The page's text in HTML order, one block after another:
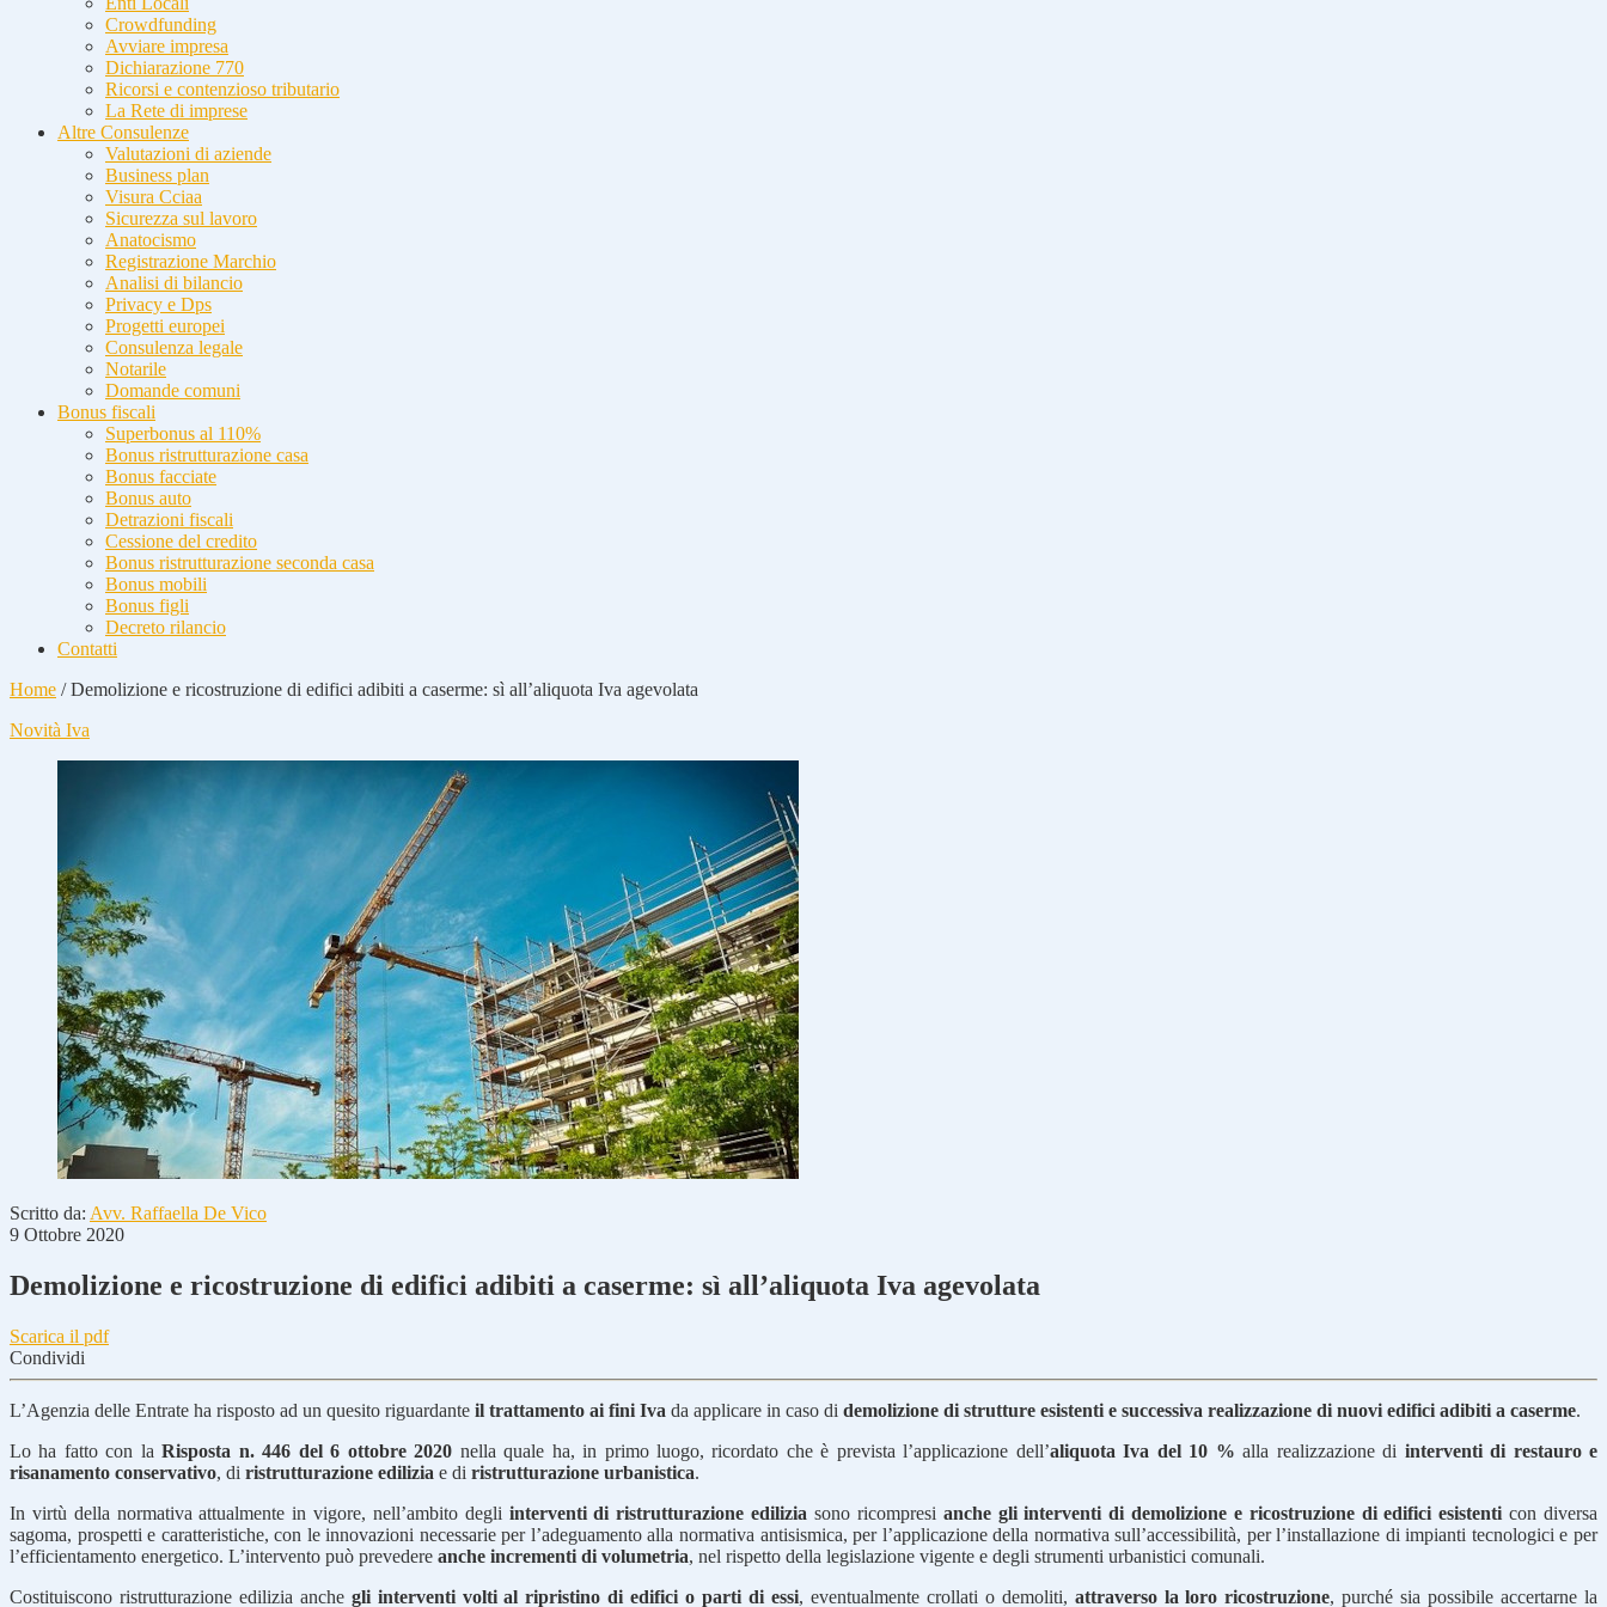
Crowdfunding
Avviare impresa
Dichiarazione 770
Ricorsi e contenzioso tributario
La Rete di imprese
Altre Consulenze
Valutazioni di aziende
Business plan
Visura Cciaa
Sicurezza sul lavoro
Anatocismo
Registrazione Marchio
Analisi di bilancio
Privacy e Dps
Progetti europei
Consulenza legale
Notarile
Domande comuni
Bonus fiscali
Superbonus al 110%
Bonus ristrutturazione casa
Bonus facciate
Bonus auto
Detrazioni fiscali
Cessione del credito
Bonus ristrutturazione seconda casa
Bonus mobili
Bonus figli
Decreto rilancio
Contatti
Home /Demolizione e ricostruzione di edifici adibiti a caserme: sì all’aliquota Iva agevolata
Novità Iva
Scritto da: Avv. Raffaella De Vico
9 Ottobre 2020
Demolizione e ricostruzione di edifici adibiti a caserme: sì all’aliquota Iva agevolata
Scarica il pdf
Condividi
L’Agenzia delle Entrate ha risposto ad un quesito riguardante il trattamento ai fini Iva da applicare in caso di demolizione di strutture esistenti e successiva realizzazione di nuovi edifici adibiti a caserme.
Lo ha fatto con laRisposta n. 446 del 6 ottobre 2020 nella quale ha, in primo luogo, ricordato che è prevista l’applicazione dell’aliquota Iva del 10 % alla realizzazione di interventi di restauro e
risanamento conservativo, di ristrutturazione edilizia e di ristrutturazione urbanistica.
In virtù della normativa attualmente in vigore, nell’ambito degli interventi di ristrutturazione edilizia sono ricompresi anche gli interventi di demolizione e ricostruzione di edifici esistenti con diversa
sagoma, prospetti e caratteristiche, con le innovazioni necessarie per l’adeguamento alla normativa antisismica, per l’applicazione della normativa sull’accessibilità, per l’installazione di impianti tecnologici e per
l’efficientamento energetico. L’intervento può prevedere anche incrementi di volumetria, nel rispetto della legislazione vigente e degli strumenti urbanistici comunali.
Costituiscono ristrutturazione edilizia anche gli interventi volti al ripristino di edifici o parti di essi, eventualmente crollati o demoliti, attraverso la loro ricostruzione, purché sia possibile accertarne la